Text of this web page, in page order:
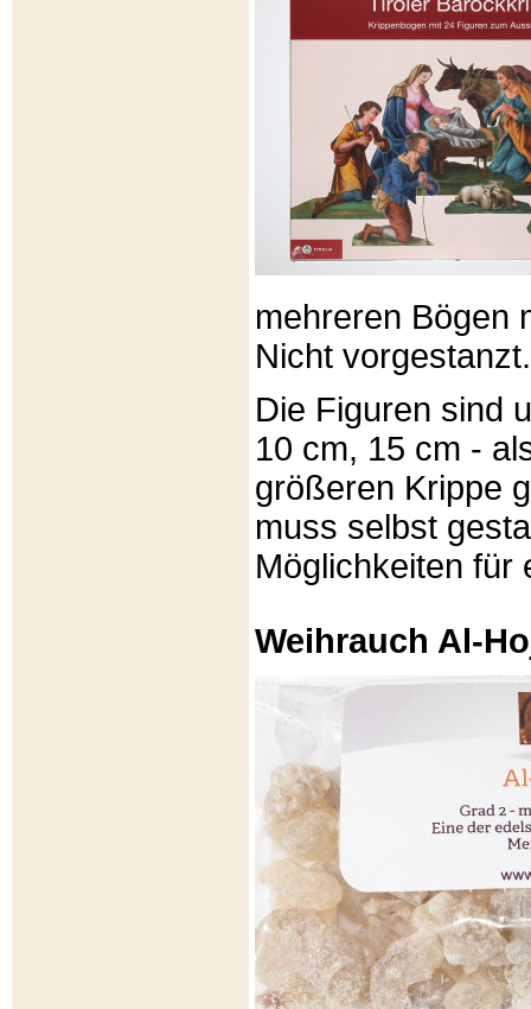
mehreren Bögen
Nicht vorgestanzt.
Die Figuren sind
10 cm, 15 cm -
größeren Krippe
muss selbst
Möglichkeiten für
Weihrauch Al-